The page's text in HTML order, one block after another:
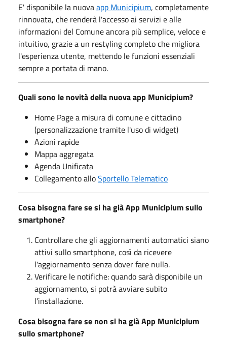
E' disponibile la nuovaapp Municipium, completamente
rinnovata, che renderà l'accesso ai servizi e alle
informazioni del Comune ancora più semplice, veloce e
intuitivo, grazie a un restyling completo che migliora
l'esperienza utente, mettendo le funzioni essenziali
sempre a portata di mano.
Quali sono le novità della nuova app Municipium?
Home Page a misura di comune e cittadino
(personalizzazione tramite l'uso di widget)
Azioni rapide
Mappa aggregata
Agenda Unificata
Collegamento alloSportello Telematico
Cosa bisogna fare se si ha già App Municipium sullo
smartphone?
Controllare che gli aggiornamenti automatici siano
attivi sullo smartphone, così da ricevere
l'aggiornamento senza dover fare nulla.
Verificare le notifiche: quando sarà disponibile un
aggiornamento, si potrà avviare subito
l'installazione.
Cosa bisogna fare se non si ha già App Municipium
sullo smartphone?